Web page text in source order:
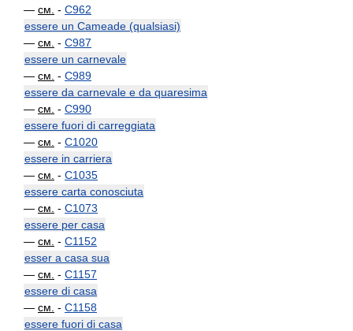
— см. - C962
essere un Cameade (qualsiasi)
— см. - C987
essere un carnevale
— см. - C989
essere da carnevale e da quaresima
— см. - C990
essere fuori di carreggiata
— см. - C1020
essere in carriera
— см. - C1035
essere carta conosciuta
— см. - C1073
essere per casa
— см. - C1152
esser a casa sua
— см. - C1157
essere di casa
— см. - C1158
essere fuori di casa